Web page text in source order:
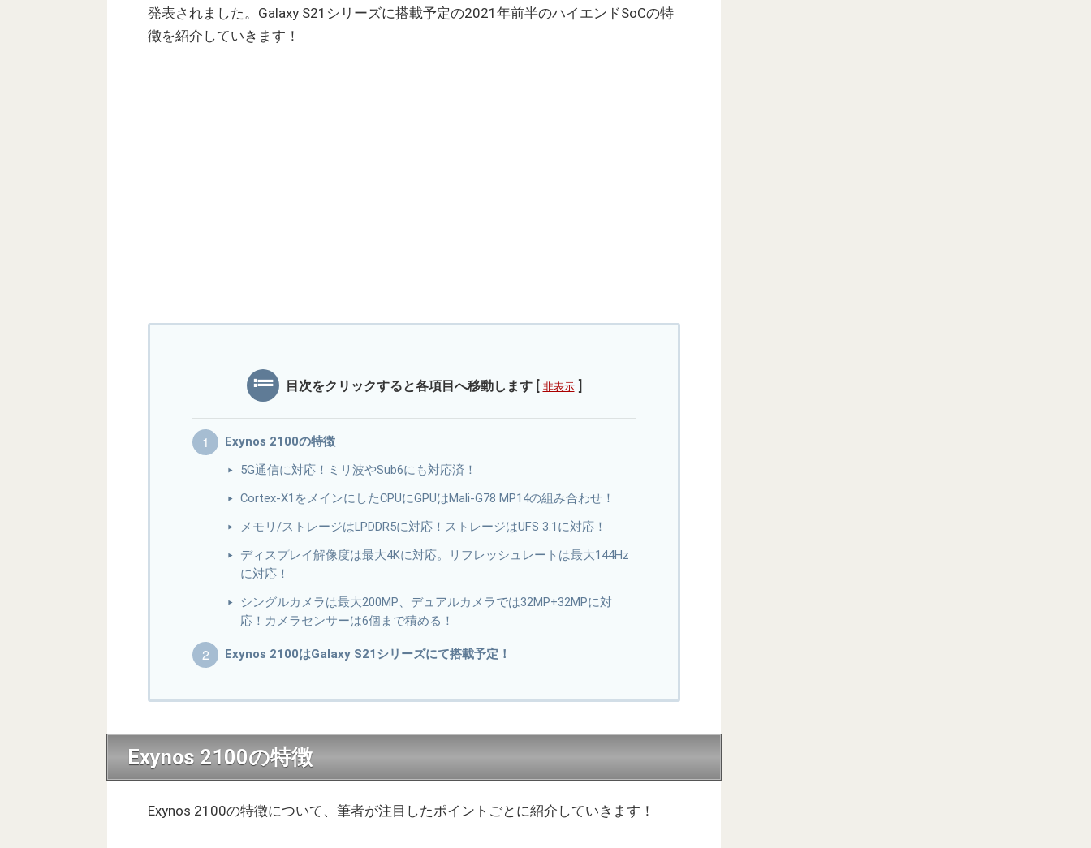
発表されました。Galaxy S21シリーズに搭載予定の2021年前半のハイエンドSoCの特
徴を紹介していきます！
目次をクリックすると各項目へ移動します 非表示
Exynos 2100の特徴
5G通信に対応！ミリ波やSub6にも対応済！
Cortex-X1をメインにしたCPUにGPUはMali-G78 MP14の組み合わせ！
メモリ/ストレージはLPDDR5に対応！ストレージはUFS 3.1に対応！
ディスプレイ解像度は最大4Kに対応。リフレッシュレートは最大144Hz
に対応！
シングルカメラは最大200MP、デュアルカメラでは32MP+32MPに対
応！カメラセンサーは6個まで積める！
Exynos 2100はGalaxy S21シリーズにて搭載予定！
Exynos 2100の特徴
Exynos 2100の特徴について、筆者が注目したポイントごとに紹介していきます！